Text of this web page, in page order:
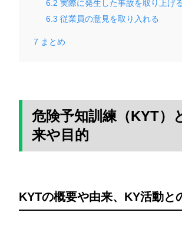
6.2 実際に発生した事故を取り上げる
6.3 従業員の意見を取り入れる
7 まとめ
危険予知訓練（KYT）
来や目的
KYTの概要や由来、KY活動と